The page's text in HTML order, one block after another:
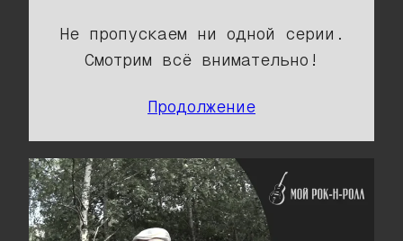
Не пропускаем ни одной серии.
Смотрим всё внимательно!
Продолжение